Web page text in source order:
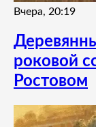
Вчера, 20:19
роковой
Ростовом